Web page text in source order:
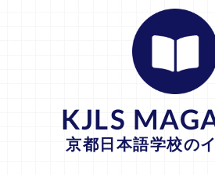
KJLS
京都日本語学校の